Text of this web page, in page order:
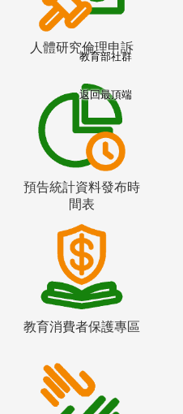
人體研究倫理申訴
預告統計資料發布時
間表
教育消費者保護專區
教育部社群
返回最頂端